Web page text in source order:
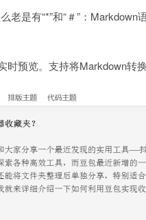
老是有“*”和“＃”：Markdown
时预览。支持将Markdown